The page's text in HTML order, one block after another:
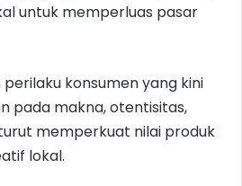
untuk memperluas pasar
konsumen yang kini
pada makna, otentisitas,
memperkuat nilai produk
lokal.